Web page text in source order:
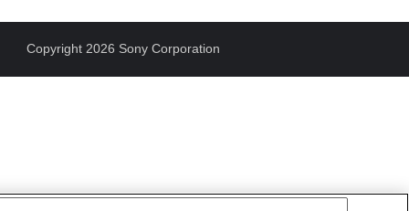
Copyright 2026 Sony Corporation